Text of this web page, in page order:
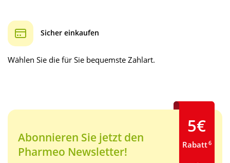
Sicher einkaufen
Wählen Sie die für Sie bequemste Zahlart.
Abonnieren Sie jetzt den
Pharmeo Newsletter!
5€
Rabatt6